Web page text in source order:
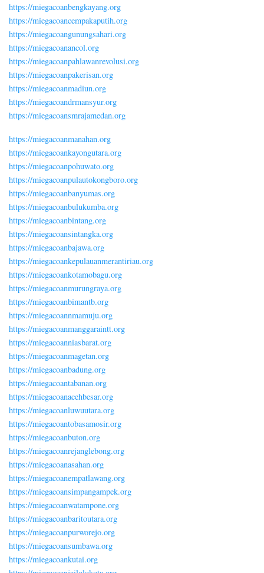
https://miegacoanbengkayang.org
https://miegacoancempakaputih.org
https://miegacoangunungsahari.org
https://miegacoanancol.org
https://miegacoanpahlawanrevolusi.org
https://miegacoanpakerisan.org
https://miegacoanmadiun.org
https://miegacoandrmansyur.org
https://miegacoansmrajamedan.org
https://miegacoanmanahan.org
https://miegacoankayongutara.org
https://miegacoanpohuwato.org
https://miegacoanpulautokongboro.org
https://miegacoanbanyumas.org
https://miegacoanbulukumba.org
https://miegacoanbintang.org
https://miegacoansintangka.org
https://miegacoanbajawa.org
https://miegacoankepulauanmerantiriau.org
https://miegacoankotamobagu.org
https://miegacoanmurungraya.org
https://miegacoanbimantb.org
https://miegacoannmamuju.org
https://miegacoanmanggaraintt.org
https://miegacoanniasbarat.org
https://miegacoanmagetan.org
https://miegacoanbadung.org
https://miegacoantabanan.org
https://miegacoanacehbesar.org
https://miegacoanluwuutara.org
https://miegacoantobasamosir.org
https://miegacoanbuton.org
https://miegacoanrejanglebong.org
https://miegacoanasahan.org
https://miegacoanempatlawang.org
https://miegacoansimpangampek.org
https://miegacoanwatampone.org
https://miegacoanbaritoutara.org
https://miegacoanpurworejo.org
https://miegacoansumbawa.org
https://miegacoankutai.org